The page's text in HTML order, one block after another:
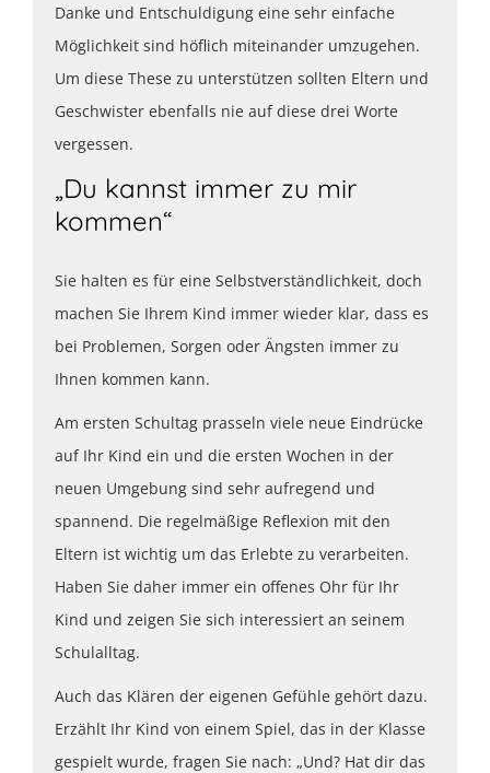
Danke und Entschuldigung eine sehr einfache
Möglichkeit sind höflich miteinander umzugehen.
Um diese These zu unterstützen sollten Eltern und
Geschwister ebenfalls nie auf diese drei Worte
vergessen.
„Du kannst immer zu mir
kommen“
Sie halten es für eine Selbstverständlichkeit, doch
machen Sie Ihrem Kind immer wieder klar, dass es
bei Problemen, Sorgen oder Ängsten immer zu
Ihnen kommen kann.
Am ersten Schultag prasseln viele neue Eindrücke
auf Ihr Kind ein und die ersten Wochen in der
neuen Umgebung sind sehr aufregend und
spannend. Die regelmäßige Reflexion mit den
Eltern ist wichtig um das Erlebte zu verarbeiten.
Haben Sie daher immer ein offenes Ohr für Ihr
Kind und zeigen Sie sich interessiert an seinem
Schulalltag.
Auch das Klären der eigenen Gefühle gehört dazu.
Erzählt Ihr Kind von einem Spiel, das in der Klasse
gespielt wurde, fragen Sie nach: „Und? Hat dir das